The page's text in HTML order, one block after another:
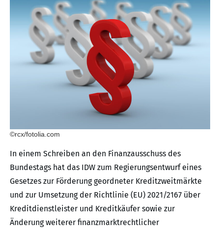
©rcx/fotolia.com
In einem Schreiben an den Finanzausschuss des
Bundestags hat das IDW zum Regierungsentwurf eines
Gesetzes zur Förderung geordneter Kreditzweitmärkte
und zur Umsetzung der Richtlinie (EU) 2021/2167 über
Kreditdienstleister und Kreditkäufer sowie zur
Änderung weiterer finanzmarktrechtlicher